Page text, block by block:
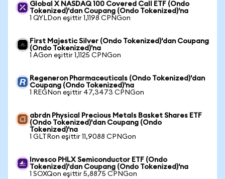
Global X NASDAQ 100 Covered Call ETF (Ondo
Tokenized)'dan Coupang (Ondo Tokenized)'na
1 QYLDon eşittir 1,1198 CPNGon
First Majestic Silver (Ondo Tokenized)'dan Coupang
(Ondo Tokenized)'na
1 AGon eşittir 1,1125 CPNGon
Regeneron Pharmaceuticals (Ondo Tokenized)'dan
Coupang (Ondo Tokenized)'na
1 REGNon eşittir 47,3473 CPNGon
abrdn Physical Precious Metals Basket Shares ETF
(Ondo Tokenized)'dan Coupang (Ondo
Tokenized)'na
1 GLTRon eşittir 11,9088 CPNGon
Invesco PHLX Semiconductor ETF (Ondo
Tokenized)'dan Coupang (Ondo Tokenized)'na
1 SOXQon eşittir 5,8875 CPNGon